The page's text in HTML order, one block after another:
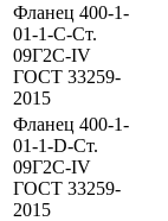
Фланец 400-1-
01-1-С-Ст.
09Г2С-IV
ГОСТ 33259-
2015
Фланец 400-1-
01-1-D-Ст.
09Г2С-IV
ГОСТ 33259-
2015